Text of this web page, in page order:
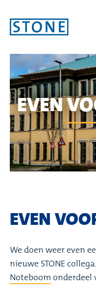
Ga
naar
EVEN
EVEN
We doen weer even
nieuwe STONE
Noteboom onderdeel